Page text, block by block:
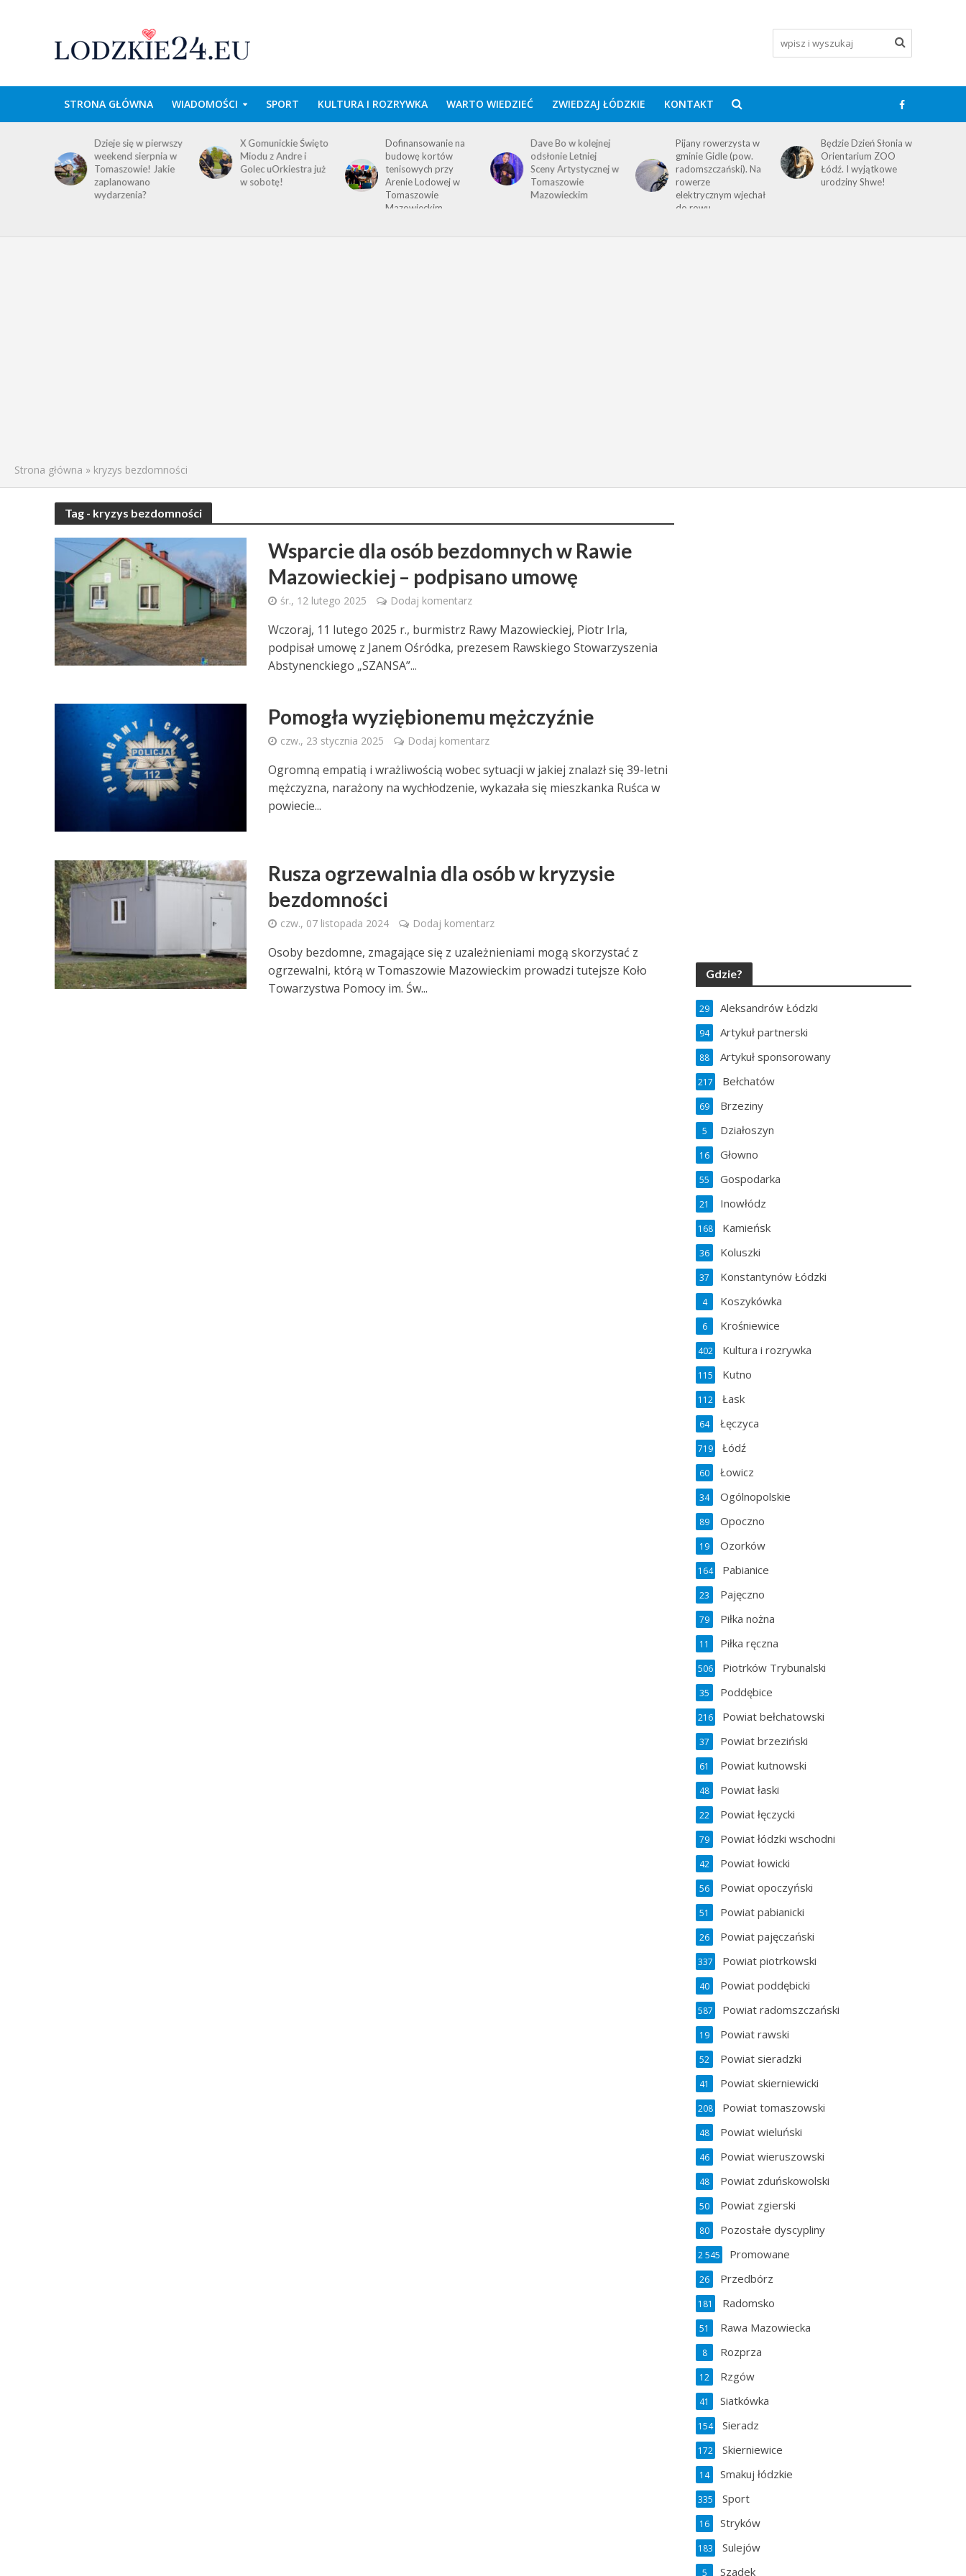
STRONA GŁÓWNA WIADOMOŚCI SPORT KULTURA I ROZRYWKA WARTO WIEDZIEĆ ZWIEDZAJ ŁÓDZKIE KONTAKT
Dzieje się w pierwszy
weekend sierpnia w
Tomaszowie! Jakie
zaplanowano
wydarzenia?
X Gomunickie Święto
Miodu z Andre i
Golec uOrkiestra już
w sobotę!
Dofinansowanie na
budowę kortów
tenisowych przy
Arenie Lodowej w
Tomaszowie
Mazowieckim
Dave Bo w kolejnej
odsłonie Letniej
Sceny Artystycznej w
Tomaszowie
Mazowieckim
Pijany rowerzysta w
gminie Gidle (pow.
radomszczański). Na
rowerze
elektrycznym wjechał
do rowu
Będzie Dzień Słonia w
Orientarium ZOO
Łódź. I wyjątkowe
urodziny Shwe!
Strona główna » kryzys bezdomności
Tag - kryzys bezdomności
Wsparcie dla osób bezdomnych w Rawie
Mazowieckiej – podpisano umowę
śr., 12 lutego 2025 Dodaj komentarz
Wczoraj, 11 lutego 2025 r., burmistrz Rawy Mazowieckiej, Piotr Irla,
podpisał umowę z Janem Ośródka, prezesem Rawskiego Stowarzyszenia
Abstynenckiego „SZANSA”...
Pomogła wyziębionemu mężczyźnie
czw., 23 stycznia 2025 Dodaj komentarz
Ogromną empatią i wrażliwością wobec sytuacji w jakiej znalazł się 39-letni
mężczyzna, narażony na wychłodzenie, wykazała się mieszkanka Ruśca w
powiecie...
Rusza ogrzewalnia dla osób w kryzysie
bezdomności
czw., 07 listopada 2024 Dodaj komentarz
Osoby bezdomne, zmagające się z uzależnieniami mogą skorzystać z
ogrzewalni, którą w Tomaszowie Mazowieckim prowadzi tutejsze Koło
Towarzystwa Pomocy im. Św...
Gdzie?
Aleksandrów Łódzki
29
Artykuł partnerski
94
Artykuł sponsorowany
88
Bełchatów
217
Brzeziny
69
Działoszyn
5
Głowno
16
Gospodarka
55
Inowłódz
21
Kamieńsk
168
Koluszki
36
Konstantynów Łódzki
37
Koszykówka
4
Krośniewice
6
Kultura i rozrywka
402
Kutno
115
Łask
112
Łęczyca
64
Łódź
719
Łowicz
60
Ogólnopolskie
34
Opoczno
89
Ozorków
19
Pabianice
164
Pajęczno
23
Piłka nożna
79
Piłka ręczna
11
Piotrków Trybunalski
506
Poddębice
35
Powiat bełchatowski
216
Powiat brzeziński
37
Powiat kutnowski
61
Powiat łaski
48
Powiat łęczycki
22
Powiat łódzki wschodni
79
Powiat łowicki
42
Powiat opoczyński
56
Powiat pabianicki
51
Powiat pajęczański
26
Powiat piotrkowski
337
Powiat poddębicki
40
Powiat radomszczański
587
Powiat rawski
19
Powiat sieradzki
52
Powiat skierniewicki
41
Powiat tomaszowski
208
Powiat wieluński
48
Powiat wieruszowski
46
Powiat zduńskowolski
48
Powiat zgierski
50
Pozostałe dyscypliny
80
Promowane
2 545
Przedbórz
26
Radomsko
181
Rawa Mazowiecka
51
Rozprza
8
Rzgów
12
Siatkówka
41
Sieradz
154
Skierniewice
172
Smakuj łódzkie
14
Sport
335
Stryków
16
Sulejów
183
Szadek
5